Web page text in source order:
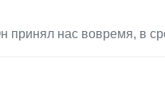
нас вовремя, в